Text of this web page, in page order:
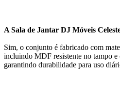
A Sala de Jantar DJ Móveis
Sim, o conjunto é fabricado com
incluindo MDF resistente no tampo e
garantindo durabilidade para uso